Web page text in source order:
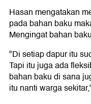
Hasan mengatakan
pada bahan baku
Mengingat bahan
"Di setiap dapur itu
Tapi itu juga ada
bahan baku di sana
itu nanti warga